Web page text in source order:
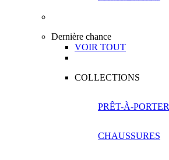
Dernière chance
VOIR TOUT
COLLECTIONS
PRÊT-À-PORTER
CHAUSSURES